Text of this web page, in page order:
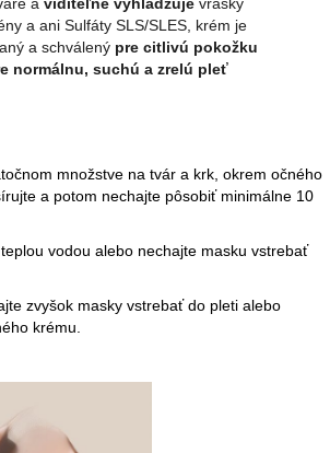
a ani Sulfáty SLS/SLES, krém je
a schválený pre citlivú pokožku
normálnu, suchú a zrelú pleť
množstve na tvár a krk, okrem očného
a potom nechajte pôsobiť minimálne 10
vodou alebo nechajte masku vstrebať
zvyšok masky vstrebať do pleti alebo
krému.